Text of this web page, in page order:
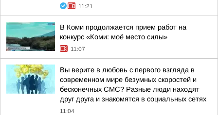
11:21
В Коми продолжается прием работ на
конкурс «Коми: моё место силы»
11:07
Вы верите в любовь с первого взгляда в
современном мире безумных скоростей и
бесконечных СМС? Разные люди находят
друг друга и знакомятся в социальных сетях
11:04